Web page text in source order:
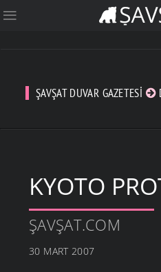
ŞAVŞAT DUVAR GAZETESI
KYOTO
ŞAVŞAT.COM
30 MART 2007